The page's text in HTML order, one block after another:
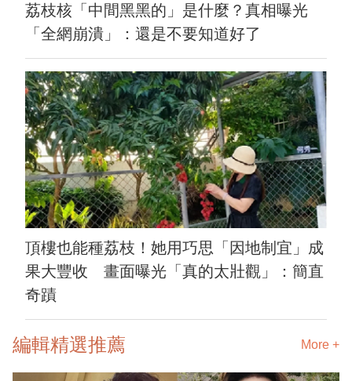
荔枝核「中間黑黑的」是什麼？真相曝光
「全網崩潰」：還是不要知道好了
頂樓也能種荔枝！她用巧思「因地制宜」成
果大豐收 畫面曝光「真的太壯觀」：簡直
奇蹟
編輯精選推薦 More +